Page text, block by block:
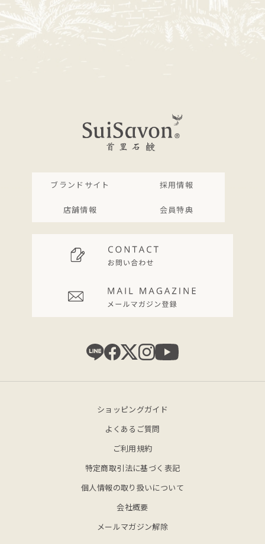
ブランドサイト 採用情報
店舗情報 会員特典
ショッピングガイド
よくあるご質問
ご利用規約
特定商取引法に基づく表記
個人情報の取り扱いについて
会社概要
メールマガジン解除